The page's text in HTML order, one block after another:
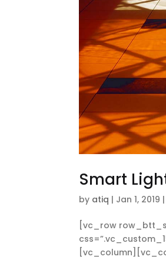
Smart
by atiq | Jan 1, 2019 |
[vc_row